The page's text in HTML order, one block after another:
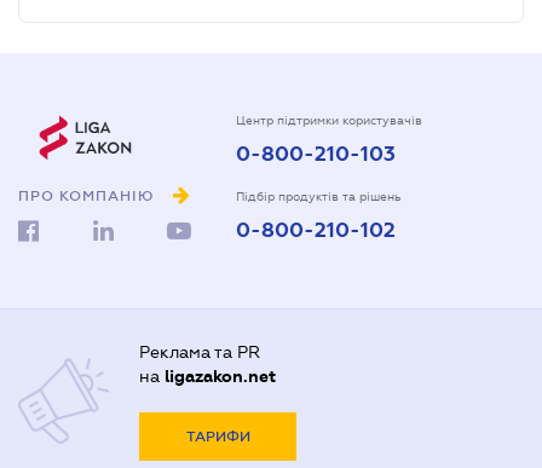
ПРО КОМПАНІЮ
Центр підтримки користувачів
0-800-210-103
Підбір продуктів та рішень
0-800-210-102
Реклама та PR
на ligazakon.net
ТАРИФИ